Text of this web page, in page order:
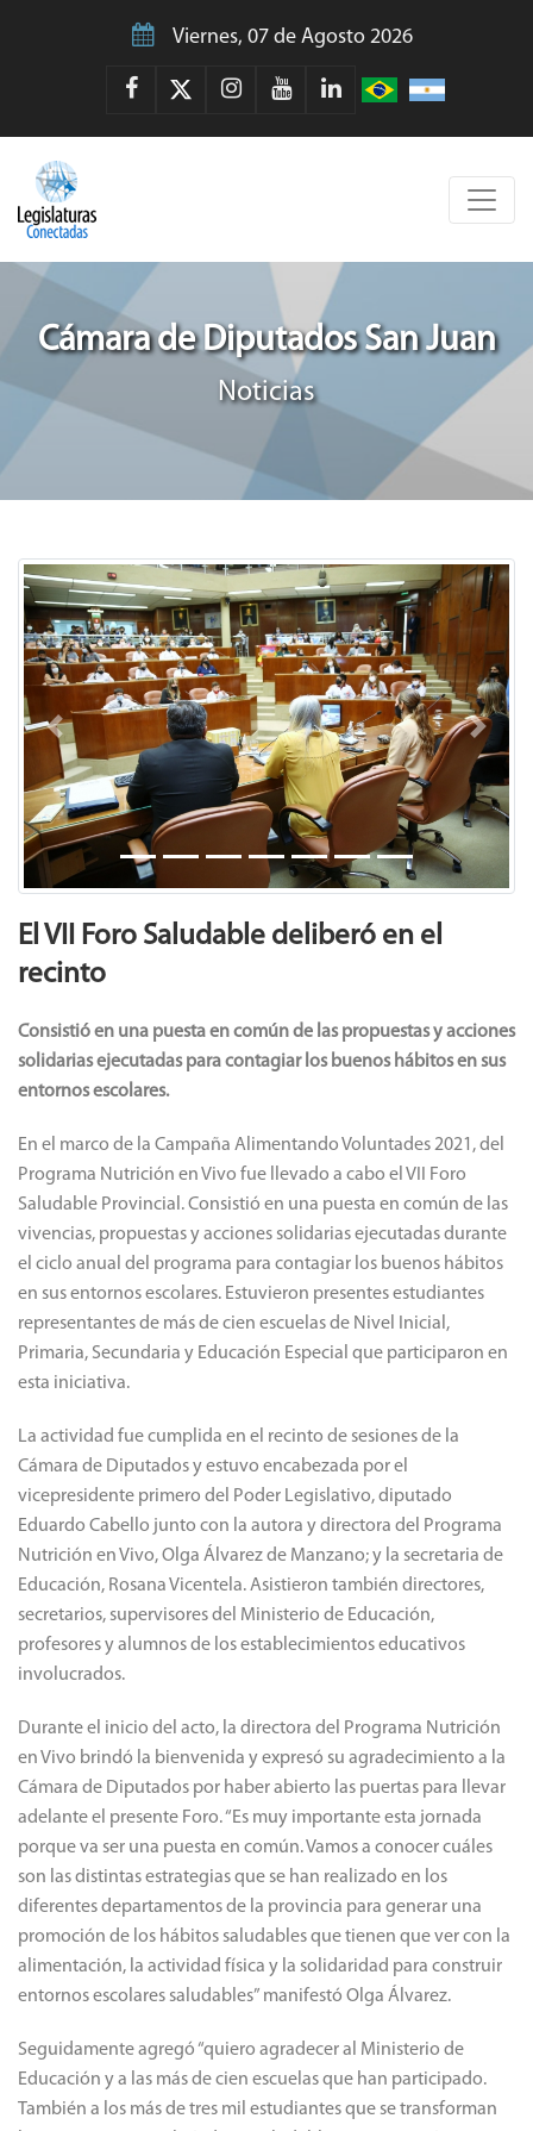
Viernes, 07 de Agosto 2026
Cámara de Diputados San Juan
Noticias
Previous
El VII Foro Saludable deliberó en el
recinto
Consistió en una puesta en común de las propuestas y acciones
solidarias ejecutadas para contagiar los buenos hábitos en sus
entornos escolares.
En el marco de la Campaña Alimentando Voluntades 2021, del
Programa Nutrición en Vivo fue llevado a cabo el VII Foro
vivencias, propuestas y acciones solidarias ejecutadas durante
el ciclo anual del programa para contagiar los buenos hábitos
en sus entornos escolares. Estuvieron presentes estudiantes
representantes de más de cien escuelas de Nivel Inicial,
Primaria, Secundaria y Educación Especial que participaron en
esta iniciativa.
La actividad fue cumplida en el recinto de sesiones de la
Cámara de Diputados y estuvo encabezada por el
Eduardo Cabello junto con la autora y directora del Programa
Nutrición en Vivo, Olga Álvarez de Manzano; y la secretaria de
Educación, Rosana Vicentela. Asistieron también directores,
secretarios, supervisores del Ministerio de Educación,
profesores y alumnos de los establecimientos educativos
involucrados.
Durante el inicio del acto, la directora del Programa Nutrición
en Vivo brindó la bienvenida y expresó su agradecimiento a la
Cámara de Diputados por haber abierto las puertas para llevar
porque va ser una puesta en común. Vamos a conocer cuáles
son las distintas estrategias que se han realizado en los
diferentes departamentos de la provincia para generar una